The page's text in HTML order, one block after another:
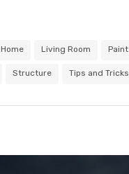
Home Living Room Paint
Structure Tips and Tricks